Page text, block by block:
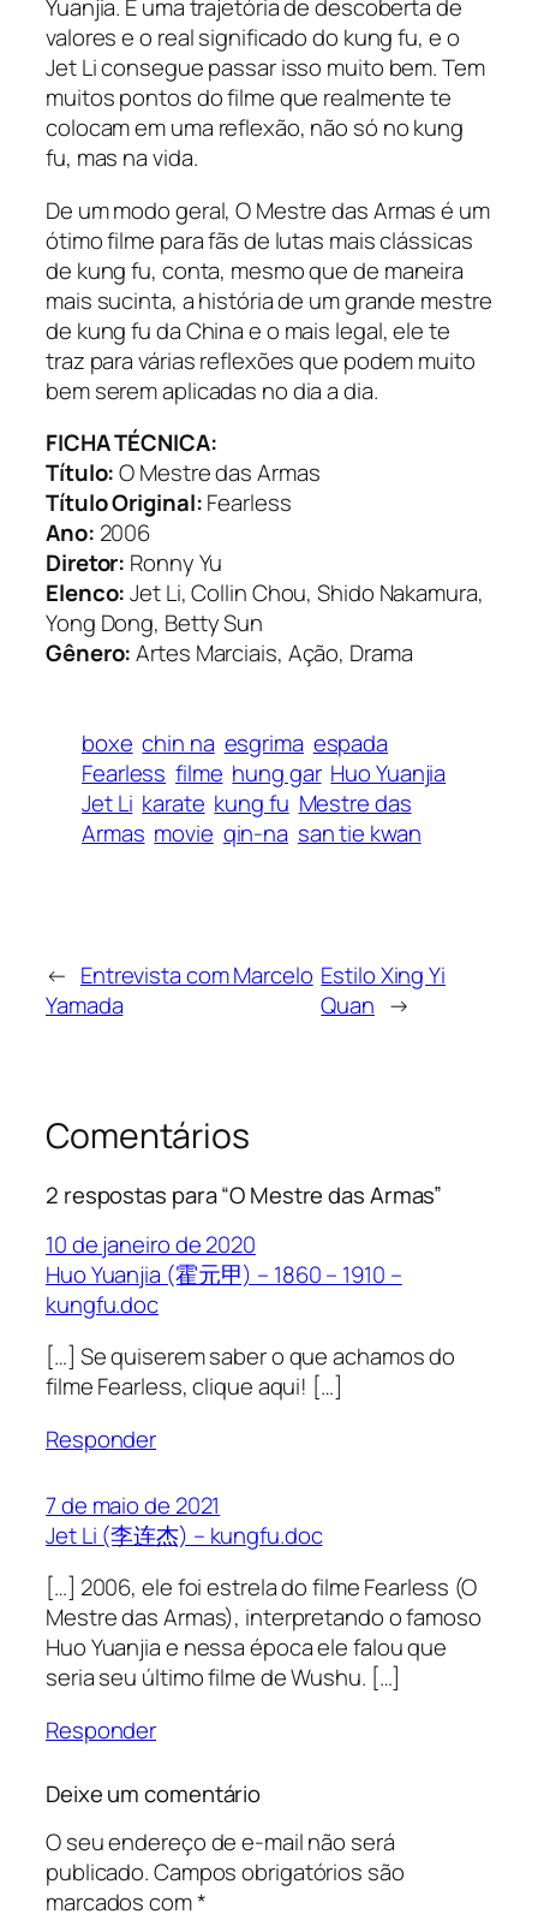
Yuanjia. É uma trajetória de descoberta de
valores e o real significado do kung fu, e o
Jet Li consegue passar isso muito bem. Tem
muitos pontos do filme que realmente te
colocam em uma reflexão, não só no kung
fu, mas na vida.
De um modo geral, O Mestre das Armas é um
ótimo filme para fãs de lutas mais clássicas
de kung fu, conta, mesmo que de maneira
mais sucinta, a história de um grande mestre
de kung fu da China e o mais legal, ele te
traz para várias reflexões que podem muito
bem serem aplicadas no dia a dia.
FICHA TÉCNICA:
Título:O Mestre das Armas
Título Original:Fearless
Ano: 2006
Diretor: Ronny Yu
Elenco:Jet Li, Collin Chou, Shido Nakamura,
Yong Dong, Betty Sun
Gênero:Artes Marciais, Ação, Drama
boxe chin na esgrima espada
Fearless filme hung gar Huo Yuanjia
Jet Li karate kung fu Mestre das
Armas movie qin-na san tie kwan
← Entrevista com Marcelo
Yamada
Estilo Xing Yi
Quan →
Comentários
2 respostas para “O Mestre das Armas”
10 de janeiro de 2020
Huo Yuanjia (霍元甲) – 1860 – 1910 –
kungfu.doc
[…] Se quiserem saber o que achamos do
filme Fearless, clique aqui! […]
Responder
7 de maio de 2021
Jet Li (李连杰) – kungfu.doc
[…] 2006, ele foi estrela do filme Fearless (O
Mestre das Armas), interpretando o famoso
Huo Yuanjia e nessa época ele falou que
seria seu último filme de Wushu. […]
Responder
Deixe um comentário
O seu endereço de e-mail não será
publicado.Campos obrigatórios são
marcados com*